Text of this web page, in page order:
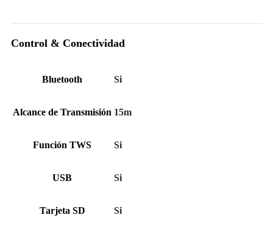
Control & Conectividad
Bluetooth Si
Alcance de Transmisión 15m
Función TWS Si
USB Si
Tarjeta SD Si